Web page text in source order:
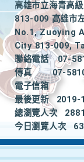
高雄市立海青高
813-009 高雄市
No.1, Zuoying
City 813-009,
聯絡電話
07-
傳真
07-
電子信箱
最後更新
2019-
總瀏覽人次
今日瀏覽人次